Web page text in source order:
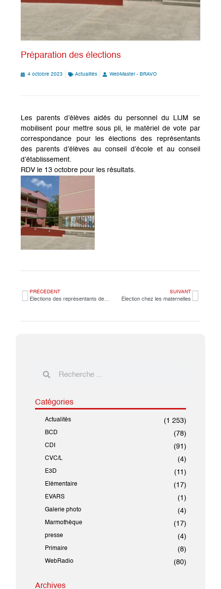
Préparation des élections
4 octobre 2023 Actualités WebMaster - BRAVO
Les parents d’élèves aidés du personnel du LIJM se
mobilisent pour mettre sous pli, le matériel de vote par
correspondance pour les élections des représentants
des parents d’élèves au conseil d’école et au conseil
d’établissement.
RDV le 13 octobre pour les résultats.
PRÉCÉDENT
Elections des représentants des parents d’élèves
SUIVANT
Élection chez les maternelles
Catégories
Actualités (1 253)
BCD (78)
CDI (91)
CVC/L (4)
E3D (11)
Elémentaire (17)
EVARS (1)
Galerie photo (4)
Marmothèque (17)
presse (4)
Primaire (8)
WebRadio (80)
Archives